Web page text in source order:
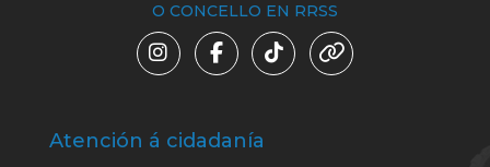
O CONCELLO EN RRSS
Atención á cidadanía